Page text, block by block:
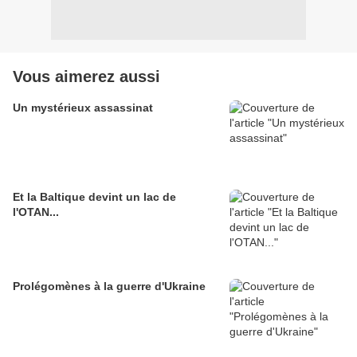
Vous aimerez aussi
Un mystérieux assassinat
Et la Baltique devint un lac de
l'OTAN...
Prolégomènes à la guerre d'Ukraine